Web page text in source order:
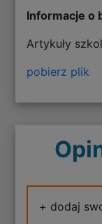
Informacje o
Artykuły
pobierz plik
+ dodaj